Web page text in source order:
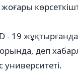
- 19
деп